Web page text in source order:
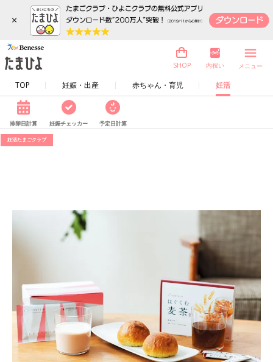
×
TOP 妊娠・出産 赤ちゃん・育児 妊活
SHOP 内祝い メニュー
排卵日計算 妊娠チェッカー 予定日計算
妊活たまごクラブ